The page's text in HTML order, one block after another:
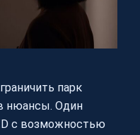
парк
нюансы. Один
с возможностью